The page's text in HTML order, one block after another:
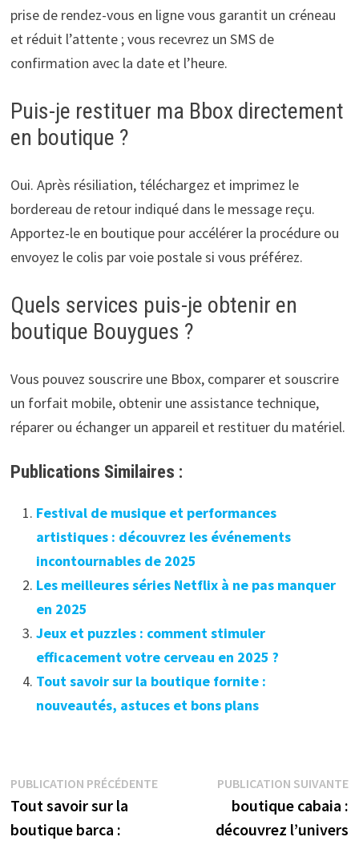
prise de rendez-vous en ligne vous garantit un créneau
et réduit l’attente ; vous recevrez un SMS de
confirmation avec la date et l’heure.
Puis-je restituer ma Bbox directement
en boutique ?
Oui. Après résiliation, téléchargez et imprimez le
bordereau de retour indiqué dans le message reçu.
Apportez-le en boutique pour accélérer la procédure ou
envoyez le colis par voie postale si vous préférez.
Quels services puis-je obtenir en
boutique Bouygues ?
Vous pouvez souscrire une Bbox, comparer et souscrire
un forfait mobile, obtenir une assistance technique,
réparer ou échanger un appareil et restituer du matériel.
Publications Similaires :
Festival de musique et performances
artistiques : découvrez les événements
incontournables de 2025
Les meilleures séries Netflix à ne pas manquer
en 2025
Jeux et puzzles : comment stimuler
efficacement votre cerveau en 2025 ?
Tout savoir sur la boutique fornite :
nouveautés, astuces et bons plans
Navigation
de
PUBLICATION PRÉCÉDENTEPublication
Tout savoir sur la
boutique barca :
PUBLICATION SUIVANTE
boutique cabaia :
découvrez l’univers